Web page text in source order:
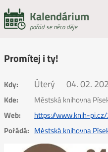
Kalendárium
pořád se něco děje
Promítej i ty!
Kdy: Úterý 04. 02.
Kde: Městská knihovna
Web:
https://www.knih-
Pořádá: Městská knihovna